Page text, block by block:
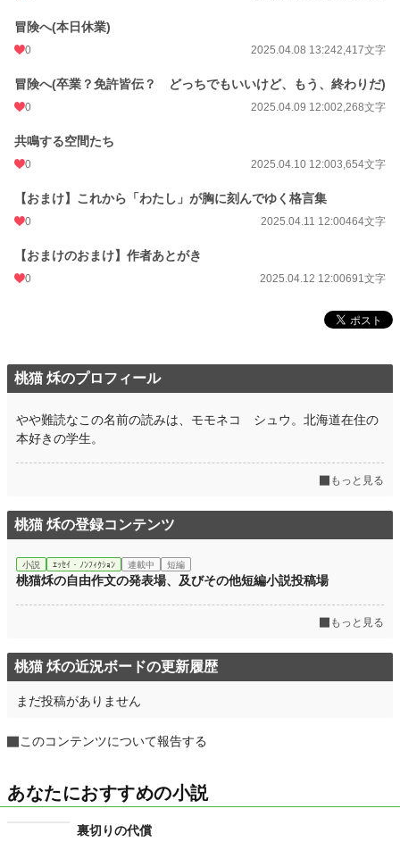
冒険へ(本日休業)
0 2025.04.08 13:242,417文字
冒険へ(卒業？免許皆伝？ どっちでもいいけど、もう、終わりだ)
0 2025.04.09 12:002,268文字
共鳴する空間たち
0 2025.04.10 12:003,654文字
【おまけ】これから「わたし」が胸に刻んでゆく格言集
0 2025.04.11 12:00464文字
【おまけのおまけ】作者あとがき
0 2025.04.12 12:00691文字
桃猫 秌のプロフィール
やや難読なこの名前の読みは、モモネコ シュウ。北海道在住の
本好きの学生。
もっと見る
桃猫 秌の登録コンテンツ
小説 ｴｯｾｲ・ﾉﾝﾌｨｸｼｮﾝ 連載中 短編
桃猫秌の自由作文の発表場、及びその他短編小説投稿場
もっと見る
桃猫 秌の近況ボードの更新履歴
まだ投稿がありません
このコンテンツについて報告する
あなたにおすすめの小説
裏切りの代償